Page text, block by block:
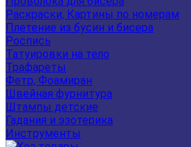
Раскраски, Картины по номерам
Плетение из бусин и бисера
Роспись
Татуировки на тело
Трафареты
Фетр, Фоамиран
Швейная фурнитура
Штампы детские
Гадания и эзотерика
Инструменты